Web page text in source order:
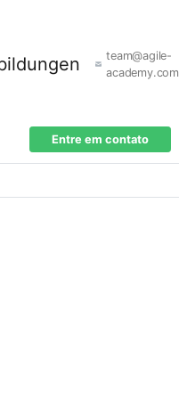
team@agile-
academy.com
Entre em contato